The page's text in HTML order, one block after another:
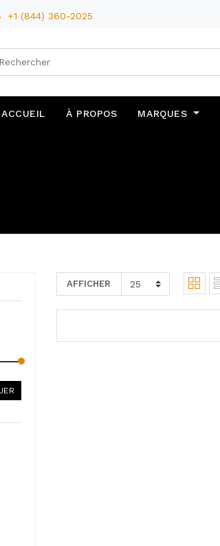
+1 (844) 360-2025
ACCUEIL À PROPOS MARQUES
AFFICHER